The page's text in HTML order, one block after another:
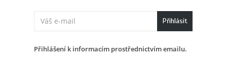
Přihlásit
Přihlášení k informacím prostřednictvím emailu.